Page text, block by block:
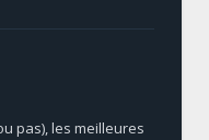
pas), les meilleures